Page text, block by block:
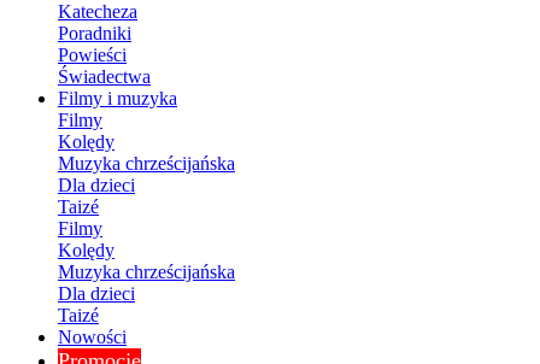
Katecheza
Poradniki
Powieści
Świadectwa
Filmy i muzyka
Filmy
Kolędy
Muzyka chrześcijańska
Dla dzieci
Taizé
Filmy
Kolędy
Muzyka chrześcijańska
Dla dzieci
Taizé
Nowości